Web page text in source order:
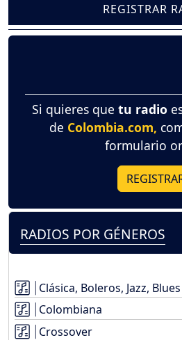
REGISTRAR
Si quieres que tu radio
de Colombia.com,
formulario
RADIOS POR GÉNEROS
Clásica, Boleros, Jazz,
Colombiana
Crossover